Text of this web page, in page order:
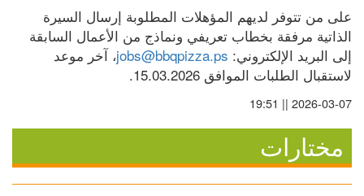
إلى البريد الإلكتروني: jobs@bbqpizza.ps
لاستقبال الطلبات الموافق 15.03.2026.
2026-03-07 || 19:51
مختارات